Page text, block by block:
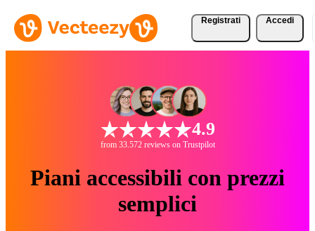
Registrati Accedi
4.9
from 33.572 reviews on Trustpilot
Piani accessibili con prezzi
semplici